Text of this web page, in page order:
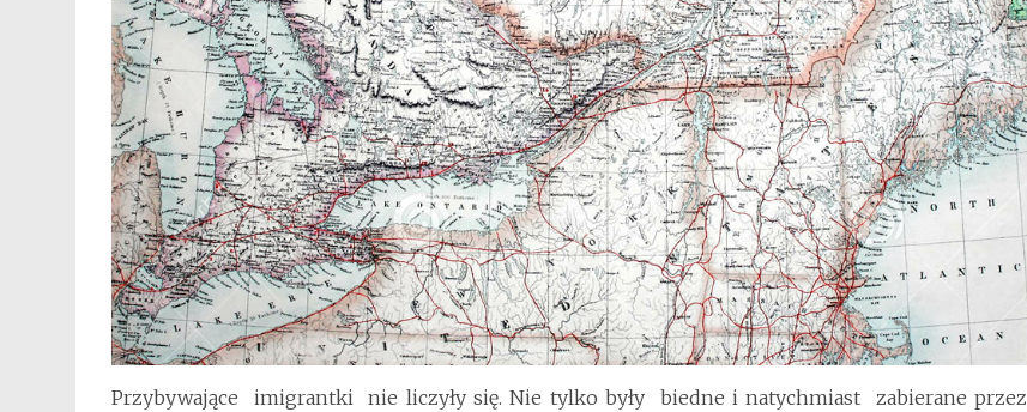
Przybywające imigrantki nie liczyły się. Nie tylko były biedne i natychmiast zabierane przez